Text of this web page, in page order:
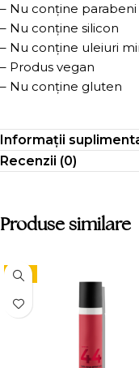
– Nu conține parabeni
– Nu conține silicon
– Nu conține uleiuri
– Produs vegan
– Nu conține gluten
Informații
Recenzii (0)
Produse similare
-9%